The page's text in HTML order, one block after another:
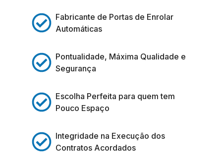
Fabricante de Portas de Enrolar
Automáticas
Pontualidade, Máxima Qualidade e
Segurança
Escolha Perfeita para quem tem
Pouco Espaço
Integridade na Execução dos
Contratos Acordados